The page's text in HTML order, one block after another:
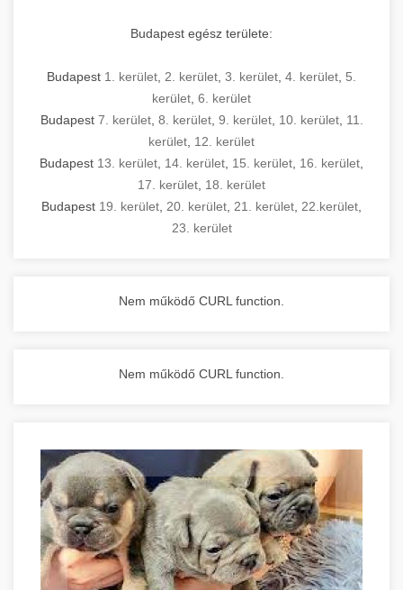
Budapest egész területe:
Budapest 1. kerület 2. kerület 3. kerület 4. kerület 5.
kerület 6. kerület
Budapest 7. kerület, 8. kerület, 9. kerület, 10. kerület, 11.
kerület 12. kerület
Budapest 13. kerület 14. kerület 15. kerület 16. kerület
17. kerület 18. kerület
Budapest 19. kerület 20. kerület 21. kerület 22.kerület
23. kerület
Nem működő CURL function.
Nem működő CURL function.